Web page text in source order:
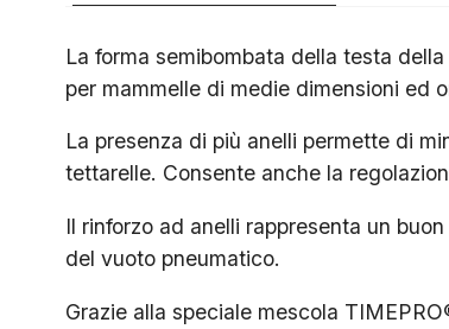
La forma semibombata della testa
per mammelle di medie dimensioni ed
La presenza di più anelli permette di
tettarelle. Consente anche la
Il rinforzo ad anelli rappresenta un
del vuoto pneumatico.
Grazie alla speciale mescola